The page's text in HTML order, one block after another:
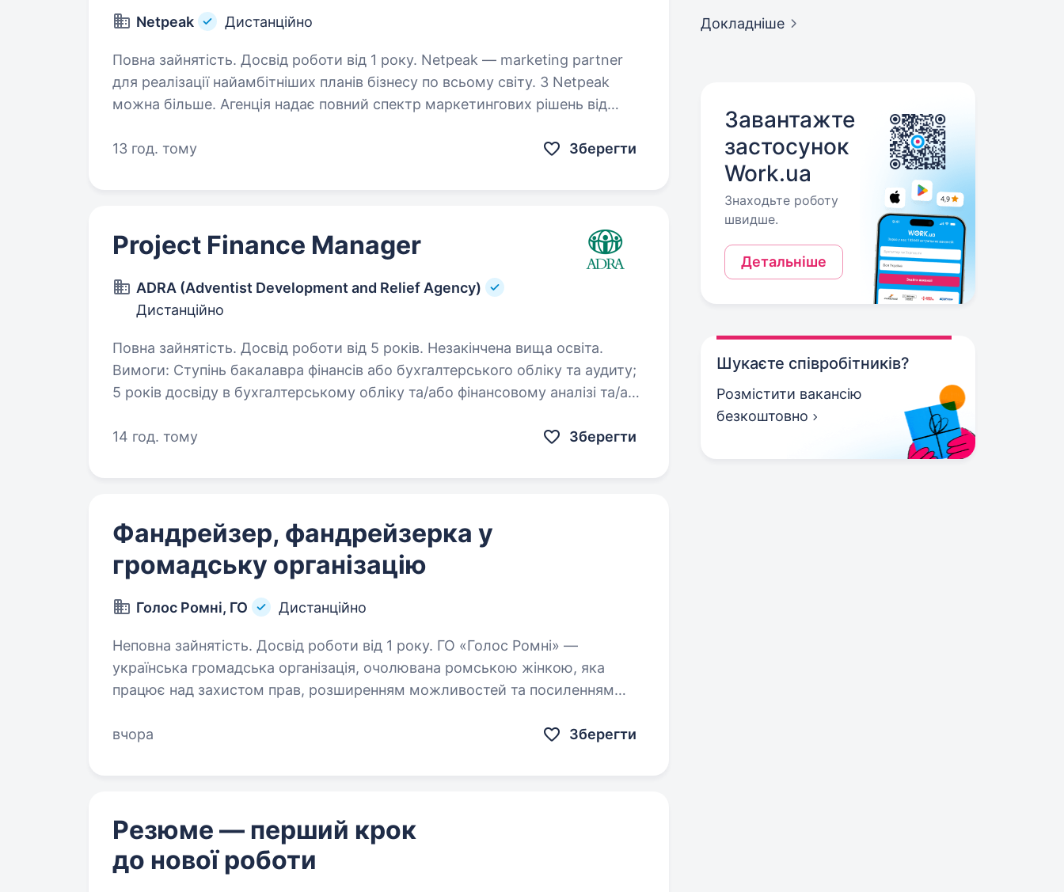
Netpeak Дистанційно
Повна зайнятість. Досвід роботи від 1 року. Netpeak — marketing partner
для реалізації найамбітніших планів бізнесу по всьому світу. З Netpeak
можна більше. Агенція надає повний спектр маркетингових рішень від
13 год. тому
Зберегти
Project Finance Manager
ADRA (Adventist Development and Relief Agency)
Дистанційно
Повна зайнятість. Досвід роботи від 5 років. Незакінчена вища освіта.
Вимоги: Ступінь бакалавра фінансів або бухгалтерського обліку та аудиту;
5 років досвіду в бухгалтерському обліку та/або фінансовому аналізі та/або
14 год. тому
Зберегти
Фандрейзер, фандрейзерка у
громадську організацію
Голос Ромні, ГО Дистанційно
Неповна зайнятість. Досвід роботи від 1 року. ГО «Голос Ромні» —
українська громадська організація, очолювана ромською жінкою, яка
працює над захистом прав, розширенням можливостей та посиленням
вчора
Зберегти
Резюме — перший крок
до нової роботи
Докладніше
Завантажте
застосунок
Work.ua
Знаходьте роботу
швидше.
Детальніше
Шукаєте співробітників?
Розмістити вакансію
безкоштовно